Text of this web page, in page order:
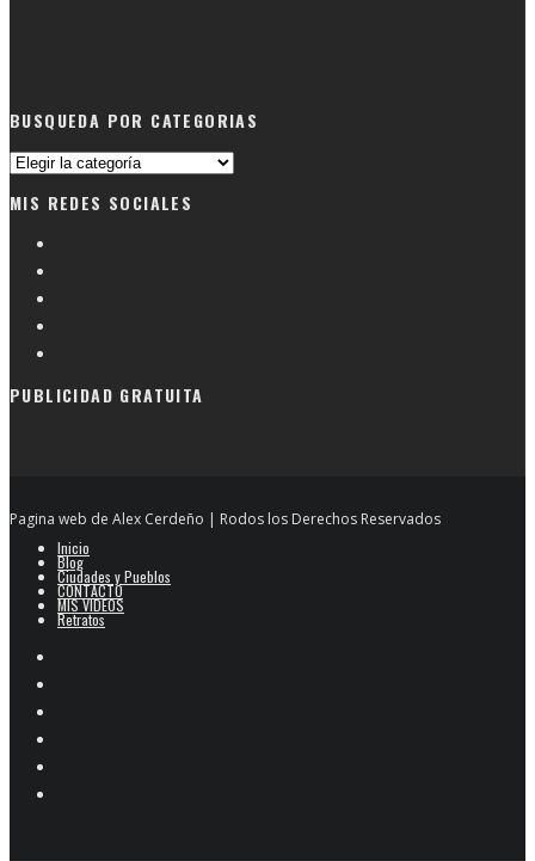
BUSQUEDA POR CATEGORIAS
Busqueda
categorias
MIS REDES SOCIALES
PUBLICIDAD GRATUITA
Pagina web de Alex Cerdeño | Rodos los Derechos Reservados
Inicio
Blog
Ciudades y Pueblos
CONTACTO
MIS VIDEOS
Retratos